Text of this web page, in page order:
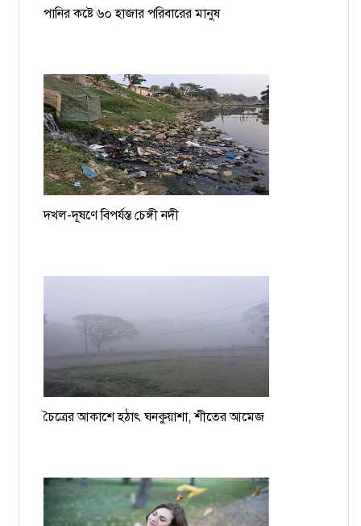
পানির কষ্টে ৬০ হাজার পরিবারের মানুষ
দখল-দূষণে বিপর্যস্ত চেঙ্গী নদী
চৈত্রের আকাশে হঠাৎ ঘনকুয়াশা, শীতের আমেজ